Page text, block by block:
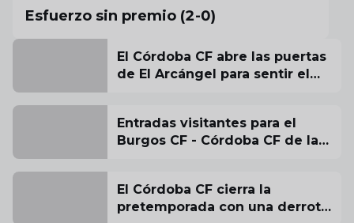
Esfuerzo sin premio (2-0)
El Córdoba CF abre las puertas
de El Arcángel para sentir el
Entradas visitantes para el
Burgos CF - Córdoba CF de la
El Córdoba CF cierra la
pretemporada con una derrota